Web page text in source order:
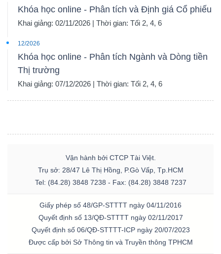
Khóa học online - Phân tích và Định giá Cổ phiếu
Khai giảng: 02/11/2026 | Thời gian: Tối 2, 4, 6
12/2026
Khóa học online - Phân tích Ngành và Dòng tiền
Thị trường
Khai giảng: 07/12/2026 | Thời gian: Tối 2, 4, 6
Vận hành bởi CTCP Tài Việt.
Trụ sở: 28/47 Lê Thị Hồng, P.Gò Vấp, Tp.HCM
Tel: (84.28) 3848 7238 - Fax: (84.28) 3848 7237
Giấy phép số 48/GP-STTTT ngày 04/11/2016
Quyết định số 13/QĐ-STTTT ngày 02/11/2017
Quyết định số 06/QĐ-STTTT-ICP ngày 20/07/2023
Được cấp bởi Sở Thông tin và Truyền thông TPHCM